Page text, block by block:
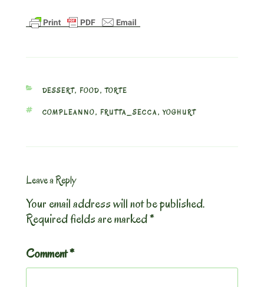
CATEGORIES
DESSERT, FOOD,TORTE
TAGS
COMPLEANNO, FRUTTA_SECCA, YOGHURT
Leave a Reply
Your email address will not be published.
Required fields are marked*
Comment*